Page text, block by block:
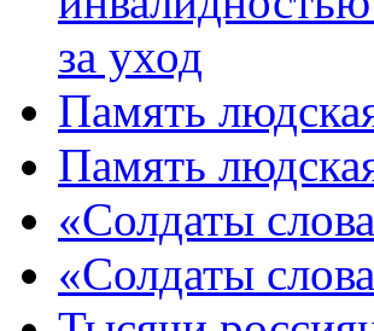
за уход
Память
Память
«Солдаты
«Солдаты